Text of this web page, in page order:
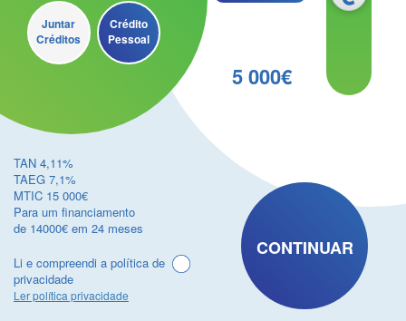
5 000€
Juntar
Créditos
Crédito
Pessoal
TAN 4,11%
TAEG 7,1%
MTIC 15 000€
Para um financiamento
de 14000€ em 24 meses
Li e compreendi a política de
privacidade
Ler política privacidade
CONTINUAR